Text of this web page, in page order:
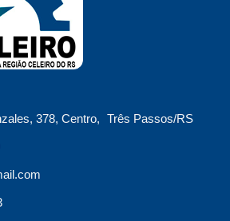
378, Centro, Três Passos/RS